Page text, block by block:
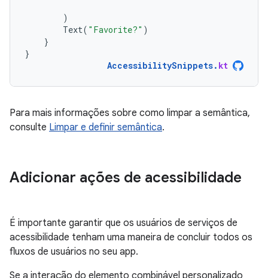
)
Text( "Favorite?" )
}
}
AccessibilitySnippets. kt
Para mais informações sobre como limpar a semântica,
consulte Limpar e definir semântica.
Adicionar ações de acessibilidade
É importante garantir que os usuários de serviços de
acessibilidade tenham uma maneira de concluir todos os
fluxos de usuários no seu app.
Se a interação do elemento combinável personalizado